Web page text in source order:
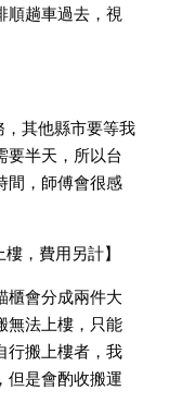
順趟車過去，視
其他縣市要等我
要半天，所以台
間，師傅會很感
，費用另計】
櫃會分成兩件大
無法上樓，只能
行搬上樓者，我
但是會酌收搬運